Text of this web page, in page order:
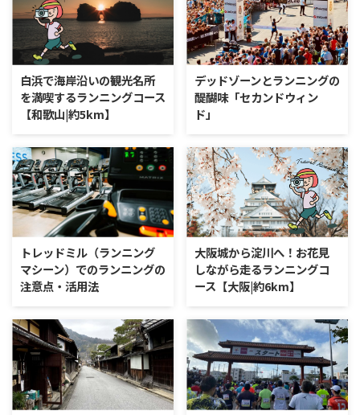
白浜で海岸沿いの観光名所
を満喫するランニングコース
【和歌山|約5km】
デッドゾーンとランニングの
醍醐味「セカンドウィン
ド」
トレッドミル（ランニング
マシーン）でのランニングの
注意点・活用法
大阪城から淀川へ！お花見
しながら走るランニングコ
ース【大阪|約6km】